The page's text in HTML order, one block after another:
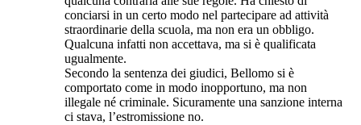
conciarsi in un certo modo nel partecipare ad attività
straordinarie della scuola, ma non era un obbligo.
Qualcuna infatti non accettava, ma si è qualificata
ugualmente.
Secondo la sentenza dei giudici, Bellomo si è
comportato come in modo inopportuno, ma non
illegale né criminale. Sicuramente una sanzione interna
ci stava, l’estromissione no.